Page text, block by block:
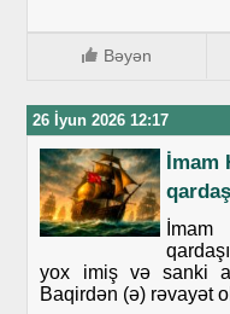
Bəyən
26 İyun 2026 12:17
İmam
yox imiş və sanki
Baqirdən (ə) rəvayət